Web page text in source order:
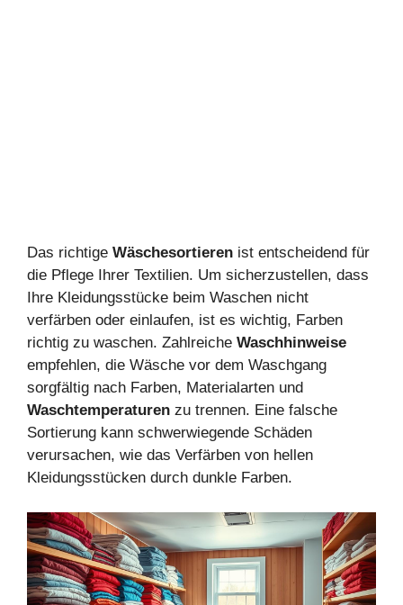
Das richtige Wäschesortieren ist entscheidend für
die Pflege Ihrer Textilien. Um sicherzustellen, dass
Ihre Kleidungsstücke beim Waschen nicht
verfärben oder einlaufen, ist es wichtig, Farben
richtig zu waschen. Zahlreiche Waschhinweise
empfehlen, die Wäsche vor dem Waschgang
sorgfältig nach Farben, Materialarten und
Waschtemperaturen zu trennen. Eine falsche
Sortierung kann schwerwiegende Schäden
verursachen, wie das Verfärben von hellen
Kleidungsstücken durch dunkle Farben.